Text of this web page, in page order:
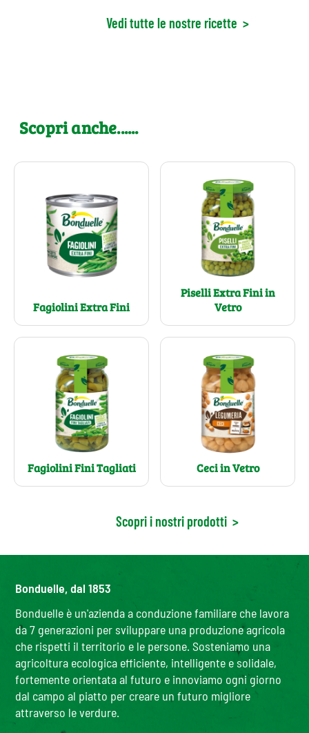
Vedi tutte le nostre ricette >
Scopri anche......
Fagiolini Extra Fini
Piselli Extra Fini in
Vetro
Fagiolini Fini Tagliati Ceci in Vetro
Scopri i nostri prodotti >
Bonduelle, dal 1853
Bonduelle è un'azienda a conduzione familiare che lavora
da 7 generazioni per sviluppare una produzione agricola
che rispetti il territorio e le persone. Sosteniamo una
agricoltura ecologica efficiente, intelligente e solidale,
fortemente orientata al futuro e innoviamo ogni giorno
dal campo al piatto per creare un futuro migliore
attraverso le verdure.